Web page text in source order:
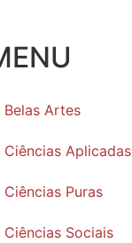
Belas Artes
Ciências Aplicadas
Ciências Puras
Ciências Sociais